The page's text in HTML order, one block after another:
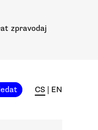
zpravodaj
CS EN